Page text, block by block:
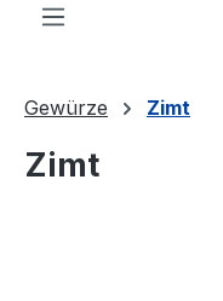
Gewürze Zimt
Zimt